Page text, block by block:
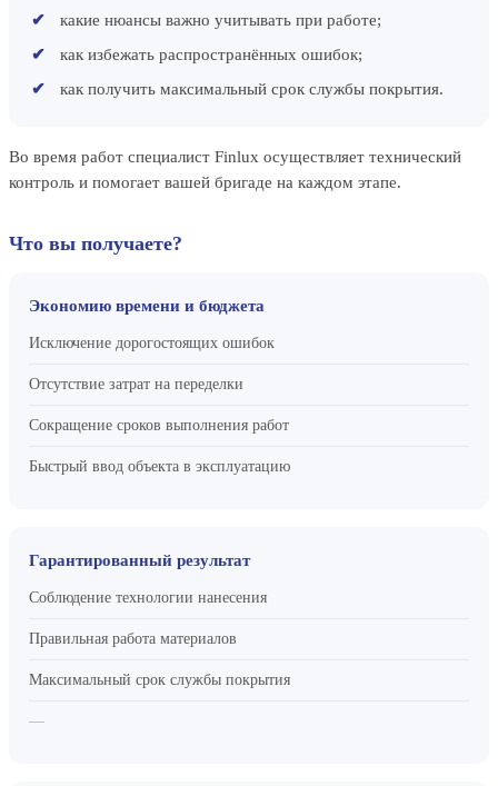
какие нюансы важно учитывать при работе;
как избежать распространённых ошибок;
как получить максимальный срок службы покрытия.
Во время работ специалист Finlux осуществляет технический
контроль и помогает вашей бригаде на каждом этапе.
Что вы получаете?
Экономию времени и бюджета
Исключение дорогостоящих ошибок
Отсутствие затрат на переделки
Сокращение сроков выполнения работ
Быстрый ввод объекта в эксплуатацию
Гарантированный результат
Соблюдение технологии нанесения
Правильная работа материалов
Максимальный срок службы покрытия
—